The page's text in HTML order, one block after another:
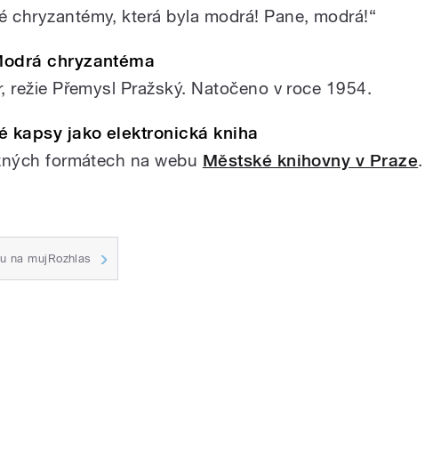
chryzantémy, která byla modrá! Pane, modrá!“
chryzantéma
režie Přemysl Pražský. Natočeno v roce 1954.
kapsy jako elektronická kniha
formátech na webu Městské knihovny v Praze.
na mujRozhlas